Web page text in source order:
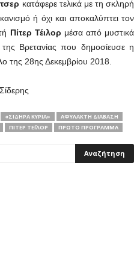
κατάφερε τελικά με τη σκληρή
ή όχι και αποκαλύπτει τον
Πίτερ Τέιλορ μέσα από μυστικά
Βρετανίας που δημοσίευσε η
της 28ης Δεκεμβρίου 2018.
«ΣΙΔΗΡΆ ΚΥΡΊΑ»
ΑΦΎΛΑΚΤΗ ΔΙΑΒΑΣΗ
ΠΊΤΕΡ ΤΈΙΛΟΡ ΠΡΩΤΟ ΠΡΟΓΡΑΜΜΑ